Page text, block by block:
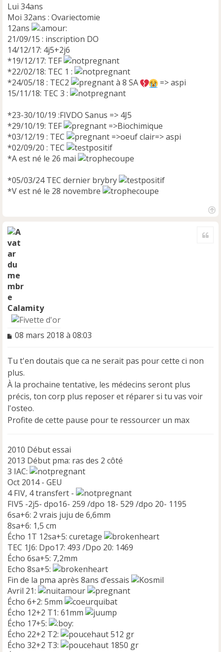
Lui 34ans
Moi 32ans : Ovariectomie
12ans
21/09/15 : inscription DO
14/12/17: 4j5+2j6
*19/12/17: TEF
*22/02/18: TEC 1 :
*24/05/18 : TEC2
à 8 SA
=> aspi
15/11/18: TEC 3 :
*23-30/10/19 :FIVDO Sanus => 4J5
*29/10/19: TEF
=>Biochimique
*03/12/19 : TEC
=>oeuf clair=> aspi
*02/09/20 : TEC
*A est né le 26 mai
*05/03/24 TEC dernier brybry
*V est né le 28 novembre
Calamity
M
s
a
g
e
n
o
n
08 mars 2018 à 08:03
Tu t'en doutais que ca ne serait pas pour cette ci non
plus.
À la prochaine tentative, les médecins seront plus
précis, ton corp plus reposer et réparer si tu vas voir
l'osteo.
Profite de cette pause pour te ressourcer un max
2010 Début essai
2013 Début pma: ras des 2 côté
3 IAC:
Oct 2014 - GEU
4 FIV, 4 transfert -
FIV5 -2j5- dpo16- 259 /dpo 18- 529 /dpo 20- 1195
6sa+6: 2 vrais juju de 6,6mm
8sa+6: 1,5 cm
Écho 1T 12sa+5: curetage
TEC 1J6: Dpo17: 493 /Dpo 20: 1469
Écho 6sa+5: 7,2mm
Echo 8sa+5:
Fin de la pma après 8ans d’essais
Avril 21:
Écho 6+2: 5mm
Écho 12+2 T1: 61mm
Écho 17+5:
Écho 22+2 T2:
512 gr
Écho 32+2 T3:
1850 gr